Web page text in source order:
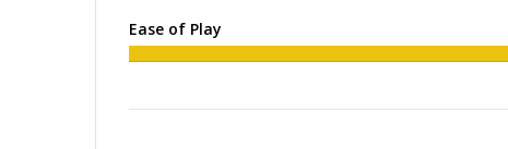
Ease of Play